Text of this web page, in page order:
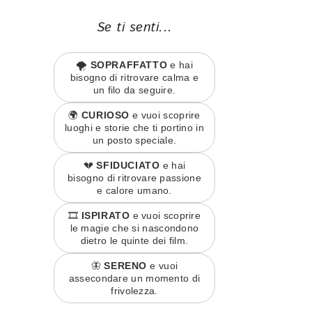
Se ti senti...
🌪️ SOPRAFFATTO e hai
bisogno di ritrovare calma e
un filo da seguire.
🌍 CURIOSO e vuoi scoprire
luoghi e storie che ti portino in
un posto speciale.
💔SFIDUCIATO e hai
bisogno di ritrovare passione
e calore umano.
🎞️ ISPIRATO e vuoi scoprire
le magie che si nascondono
dietro le quinte dei film.
🦋SERENO e vuoi
assecondare un momento di
frivolezza.